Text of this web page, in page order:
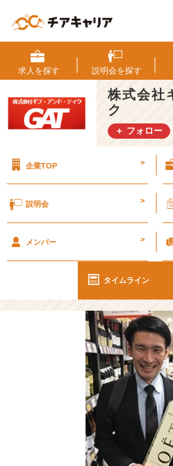
A
T
社
員
の
声
～
編
ン
社
員
の
9
1％
が
未
験
タ
ト】
求人を探す 説明会を探す
株式会社
ク
＋ フォロー
企業TOP >
説明会 >
メンバー >
タイムライン